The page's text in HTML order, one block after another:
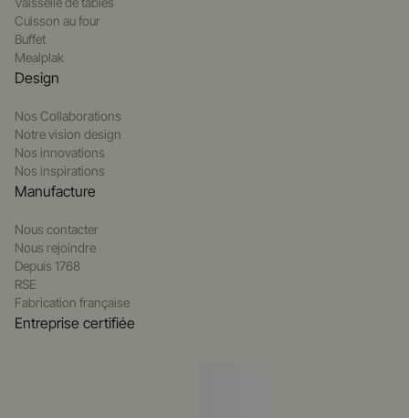
Cuisson au four
Buffet
Mealplak
Design
Nos Collaborations
Notre vision design
Nos innovations
Nos inspirations
Manufacture
Nous contacter
Nous rejoindre
Depuis 1768
RSE
Fabrication française
Entreprise certifiée